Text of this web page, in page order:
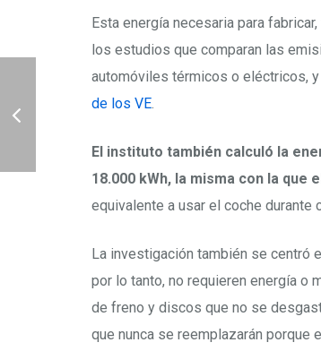
Esta energía necesaria para
los estudios que comparan las
automóviles térmicos o eléctricos,
de los VE.
El instituto también calculó la
18.000 kWh, la misma con la
equivalente a usar el coche durante
La investigación también se centró
por lo tanto, no requieren energía o
de freno y discos que no se
que nunca se reemplazarán porque